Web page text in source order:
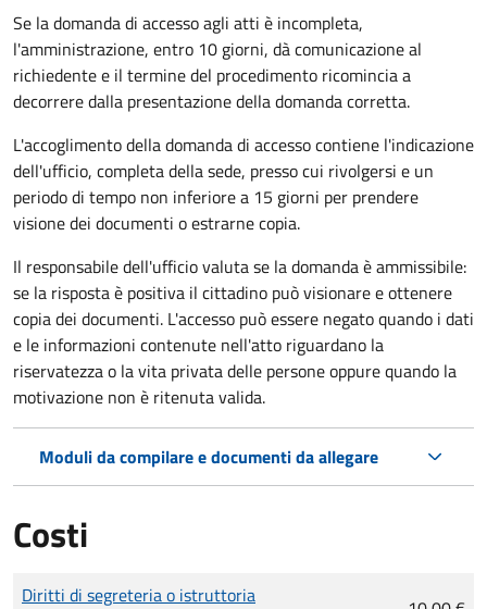
Se la domanda di accesso agli atti è incompleta,
l'amministrazione, entro 10 giorni, dà comunicazione al
richiedente e il termine del procedimento ricomincia a
decorrere dalla presentazione della domanda corretta.
L'accoglimento della domanda di accesso contiene l'indicazione
dell'ufficio, completa della sede, presso cui rivolgersi e un
periodo di tempo non inferiore a 15 giorni per prendere
visione dei documenti o estrarne copia.
Il responsabile dell'ufficio valuta se la domanda è ammissibile:
se la risposta è positiva il cittadino può visionare e ottenere
copia dei documenti. L'accesso può essere negato quando i dati
e le informazioni contenute nell'atto riguardano la
riservatezza o la vita privata delle persone oppure quando la
motivazione non è ritenuta valida.
Moduli da compilare e documenti da allegare
Costi
Tipo di pagamento
Importo
Diritti di segreteria o istruttoria